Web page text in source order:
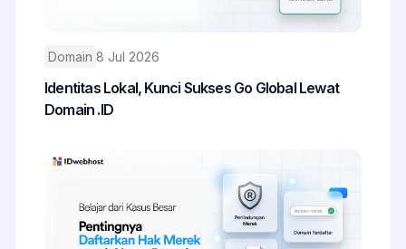
Domain 8 Jul 2026
Identitas Lokal, Kunci Sukses Go Global Lewat
Domain .ID